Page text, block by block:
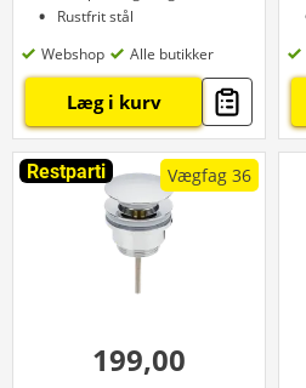
Rustfrit stål
Webshop
Alle butikker
Læg i kurv
Restparti Vægfag 36
199,00